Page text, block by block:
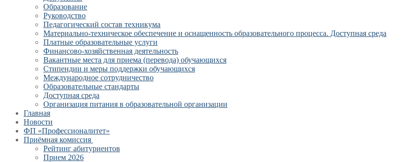
Образование
Руководство
Педагогический состав техникума
Материально-техническое обеспечение и оснащенность образовательного процесса. Доступная среда
Платные образовательные услуги
Финансово-хозяйственная деятельность
Вакантные места для приема (перевода) обучающихся
Стипендии и меры поддержки обучающихся
Международное сотрудничество
Образовательные стандарты
Доступная среда
Организация питания в образовательной организации
Главная
Новости
ФП «Профессионалитет»
Приёмная комиссия
Рейтинг абитуриентов
Прием 2026